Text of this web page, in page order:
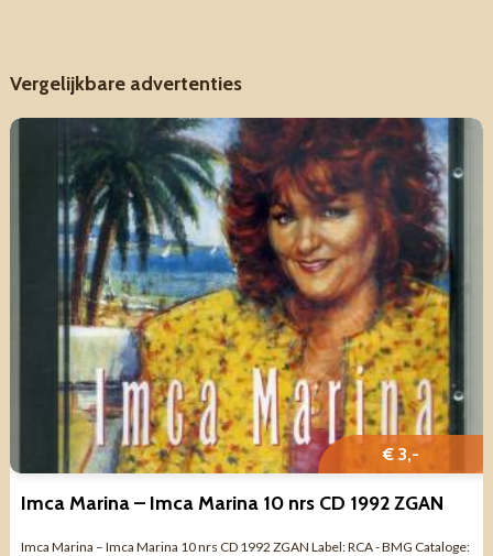
Vergelijkbare advertenties
€ 3,-
Imca Marina – Imca Marina 10 nrs CD 1992 ZGAN
Imca Marina – Imca Marina 10 nrs CD 1992 ZGAN Label: RCA - BMG Cataloge: